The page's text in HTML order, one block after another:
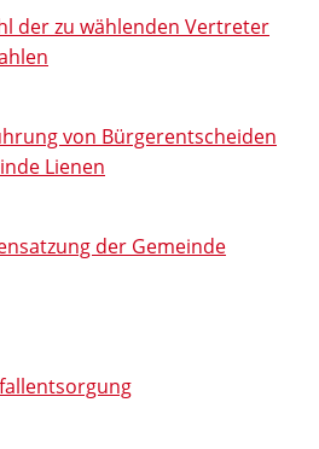
der zu wählenden Vertreter
von Bürgerentscheiden
Lienen
der Gemeinde